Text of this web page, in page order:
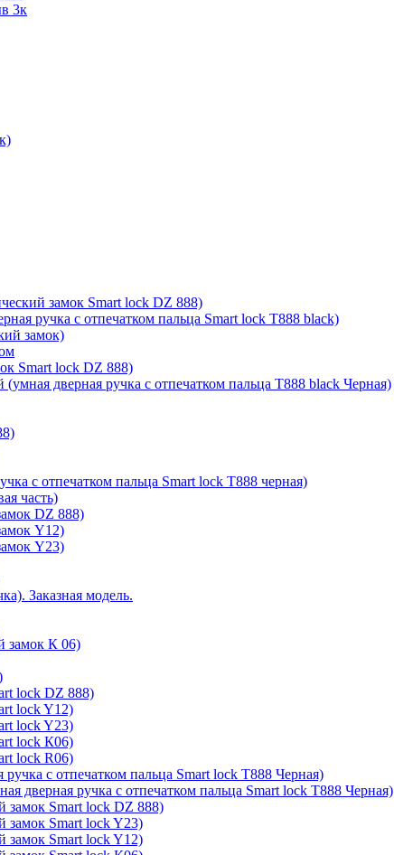
3к
замок Smart lock DZ 888)
ручка с отпечатком пальца Smart lock T888 black)
замок)
Smart lock DZ 888)
дверная ручка с отпечатком пальца T888 black Черная)
с отпечатком пальца Smart lock T888 черная)
часть)
DZ 888)
Y12)
Y23)
Заказная модель.
замок К 06)
lock DZ 888)
lock Y12)
lock Y23)
lock К06)
lock R06)
с отпечатком пальца Smart lock T888 Черная)
дверная ручка с отпечатком пальца Smart lock T888 Черная)
замок Smart lock DZ 888)
замок Smart lock Y23)
замок Smart lock Y12)